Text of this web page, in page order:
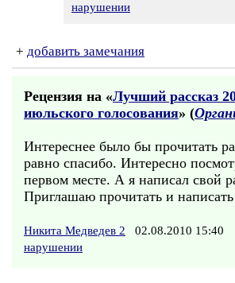
нарушении
+ добавить замечания
Рецензия на «Лучший рассказ
июльского голосования» (
Интереснее было бы прочитать
равно спасибо. Интересно
первом месте. А я написал свой
Приглашаю прочитать и
Никита Медведев 2 02.08.2010 15:40
нарушении